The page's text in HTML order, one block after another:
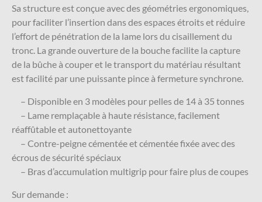
Sa structure est conçue avec des géométries ergonomiques,
pour faciliter l’insertion dans des espaces étroits et réduire
l’effort de pénétration de la lame lors du cisaillement du
tronc. La grande ouverture de la bouche facilite la capture
de la bûche à couper et le transport du matériau résultant
est facilité par une puissante pince à fermeture synchrone.
– Disponible en 3 modèles pour pelles de 14 à 35 tonnes
– Lame remplaçable à haute résistance, facilement
réaffûtable et autonettoyante
– Contre-peignecémentée et cémentée fixée avec des
écrous de sécurité spéciaux
– Bras d’accumulation multigrip pour faire plus de coupes
Sur demande :